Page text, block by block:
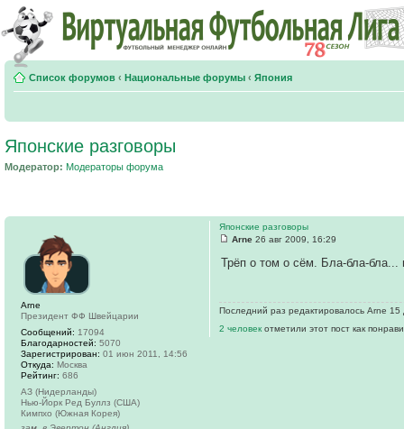
Список форумов ‹ Национальные форумы ‹ Япония
Японские разговоры
Модератор: Модераторы форума
Японские разговоры
Arne 26 авг 2009, 16:29
Трёп о том о сём. Бла-бла-
Последний раз редактировалось Arne
2 человек отметили этот пост как
Arne
Президент ФФ Швейцарии
Сообщений: 17094
Благодарностей: 5070
Зарегистрирован: 01 июн 2011, 14:56
Откуда: Москва
Рейтинг: 686
АЗ (Нидерланды)
Нью-Йорк Ред Буллз (США)
Кимпхо (Южная Корея)